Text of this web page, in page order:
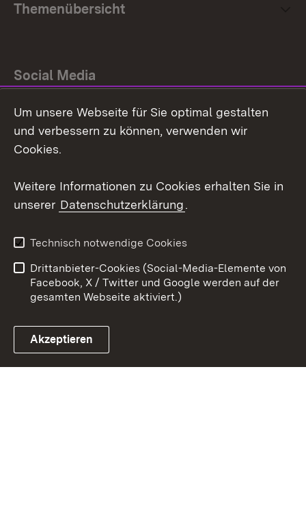
Themenübersicht
Social Media
Facebook
Link zum Landesportal
Barrierefreiheit
Kontakt
Cookies
Um unsere Webseite für Sie optimal gestalten
und verbessern zu können, verwenden wir
Cookies.
Weitere Informationen zu Cookies erhalten Sie in
unserer Datenschutzerklärung.
Technisch notwendige Cookies
Drittanbieter-Cookies (Social-Media-Elemente von
Facebook, X / Twitter und Google werden auf der
gesamten Webseite aktiviert.)
Akzeptieren